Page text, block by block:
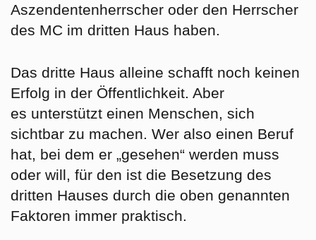
Aszendentenherrscher oder den Herrscher
des MC im dritten Haus haben.
Das dritte Haus alleine schafft noch keinen
Erfolg in der Öffentlichkeit. Aber
es unterstützt einen Menschen, sich
sichtbar zu machen. Wer also einen Beruf
hat, bei dem er „gesehen“ werden muss
oder will, für den ist die Besetzung des
dritten Hauses durch die oben genannten
Faktoren immer praktisch.